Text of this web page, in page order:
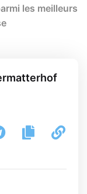
les meilleurs